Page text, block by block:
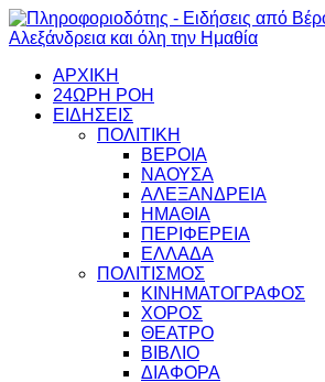
ΑΡΧΙΚΗ
24ΩΡΗ ΡΟΗ
ΕΙΔΗΣΕΙΣ
ΠΟΛΙΤΙΚΗ
ΒΕΡΟΙΑ
ΝΑΟΥΣΑ
ΑΛΕΞΑΝΔΡΕΙΑ
ΗΜΑΘΙΑ
ΠΕΡΙΦΕΡΕΙΑ
ΕΛΛΑΔΑ
ΠΟΛΙΤΙΣΜΟΣ
ΚΙΝΗΜΑΤΟΓΡΑΦΟΣ
ΧΟΡΟΣ
ΘΕΑΤΡΟ
ΒΙΒΛΙΟ
ΔΙΑΦΟΡΑ